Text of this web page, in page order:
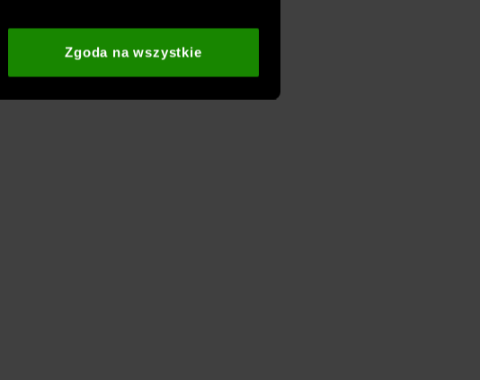
oraz sekcji „Szczegóły”
Zgoda na wszystkie